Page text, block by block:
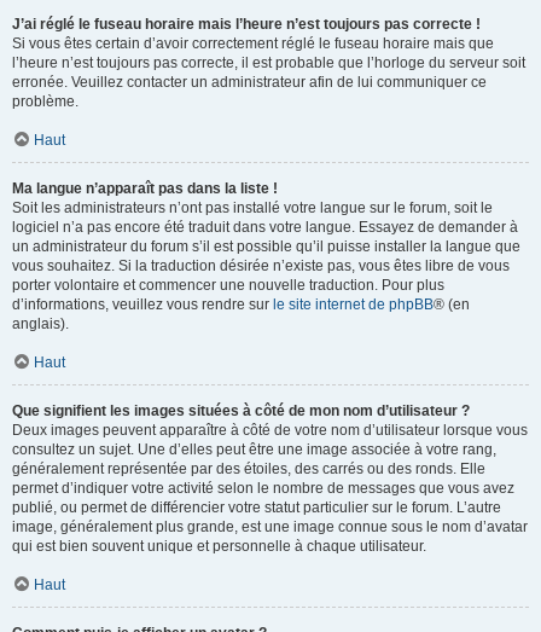
J’ai réglé le fuseau horaire mais l’heure n’est toujours pas correcte !
Si vous êtes certain d’avoir correctement réglé le fuseau horaire mais que
l’heure n’est toujours pas correcte, il est probable que l’horloge du serveur soit
erronée. Veuillez contacter un administrateur afin de lui communiquer ce
problème.
Haut
Ma langue n’apparaît pas dans la liste !
Soit les administrateurs n’ont pas installé votre langue sur le forum, soit le
logiciel n’a pas encore été traduit dans votre langue. Essayez de demander à
un administrateur du forum s’il est possible qu’il puisse installer la langue que
vous souhaitez. Si la traduction désirée n’existe pas, vous êtes libre de vous
porter volontaire et commencer une nouvelle traduction. Pour plus
d’informations, veuillez vous rendre sur le site internet de phpBB® (en
anglais).
Haut
Que signifient les images situées à côté de mon nom d’utilisateur ?
Deux images peuvent apparaître à côté de votre nom d’utilisateur lorsque vous
consultez un sujet. Une d’elles peut être une image associée à votre rang,
généralement représentée par des étoiles, des carrés ou des ronds. Elle
permet d’indiquer votre activité selon le nombre de messages que vous avez
publié, ou permet de différencier votre statut particulier sur le forum. L’autre
image, généralement plus grande, est une image connue sous le nom d’avatar
qui est bien souvent unique et personnelle à chaque utilisateur.
Haut